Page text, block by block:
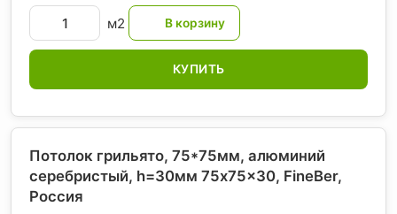
м2
КУПИТЬ
Потолок грильято, 75*75мм, алюминий
серебристый, h=30мм 75x75x30, FineBer,
Россия